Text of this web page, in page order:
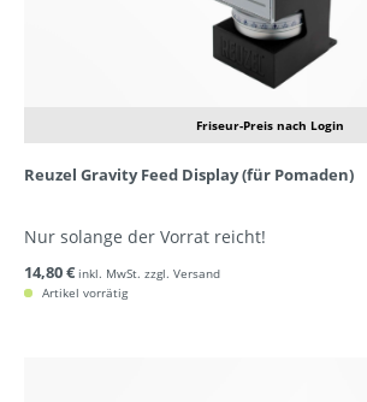
Friseur-Preis nach Login
Reuzel Gravity Feed Display (für Pomaden)
Nur solange der Vorrat reicht!
14,80 € inkl. MwSt. zzgl. Versand
Artikel vorrätig